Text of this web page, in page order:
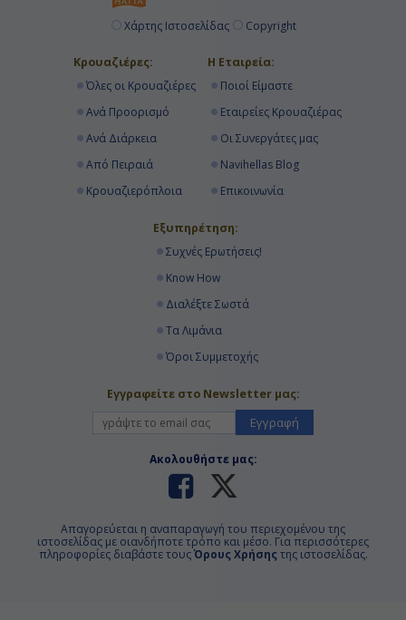
Χάρτης Ιστοσελίδας Copyright
Κρουαζιέρες:
Όλες οι Κρουαζιέρες
Ανά Προορισμό
Ανά Διάρκεια
Από Πειραιά
Κρουαζιερόπλοια
Η Εταιρεία:
Ποιοί Είμαστε
Εταιρείες Κρουαζιέρας
Οι Συνεργάτες μας
Navihellas Blog
Επικοινωνία
Εξυπηρέτηση:
Συχνές Ερωτήσεις!
Know How
Διαλέξτε Σωστά
Τα Λιμάνια
Όροι Συμμετοχής
Εγγραφείτε στο Newsletter μας:
Εγγραφή
Ακολουθήστε μας:
Απαγορεύεται η αναπαραγωγή του περιεχομένου της
ιστοσελίδας με οιανδήποτε τρόπο και μέσο. Για περισσότερες
πληροφορίες διαβάστε τουςΌρους Χρήσης της ιστοσελίδας.